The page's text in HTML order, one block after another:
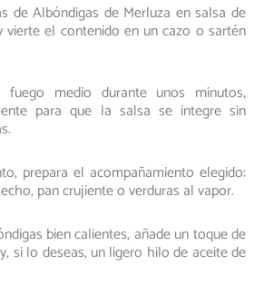
de Albóndigas de Merluza en salsa de
vierte el contenido en un cazo o sartén
medio durante unos minutos,
para que la salsa se integre sin
prepara el acompañamiento elegido:
pan crujiente o verduras al vapor.
bien calientes, añade un toque de
si lo deseas, un ligero hilo de aceite de